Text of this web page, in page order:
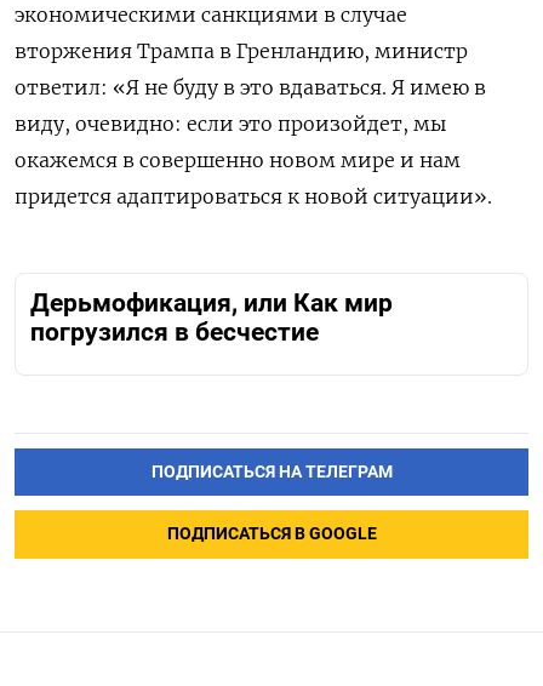
экономическими санкциями в случае
вторжения Трампа в Гренландию, министр
ответил: «Я не буду в это вдаваться. Я имею в
виду, очевидно: если это произойдет, мы
окажемся в совершенно новом мире и нам
придется адаптироваться к новой ситуации».
Дерьмофикация, или Как мир
погрузился в бесчестие
ПОДПИСАТЬСЯ НА ТЕЛЕГРАМ
ПОДПИСАТЬСЯ В GOOGLE